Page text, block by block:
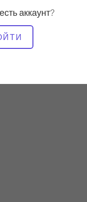
аккаунт?
Мат